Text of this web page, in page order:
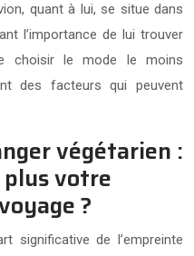
quant à lui, se situe dans
l’importance de lui trouver
choisir le mode le moins
des facteurs qui peuvent
végétarien :
votre
?
significative de l’empreinte